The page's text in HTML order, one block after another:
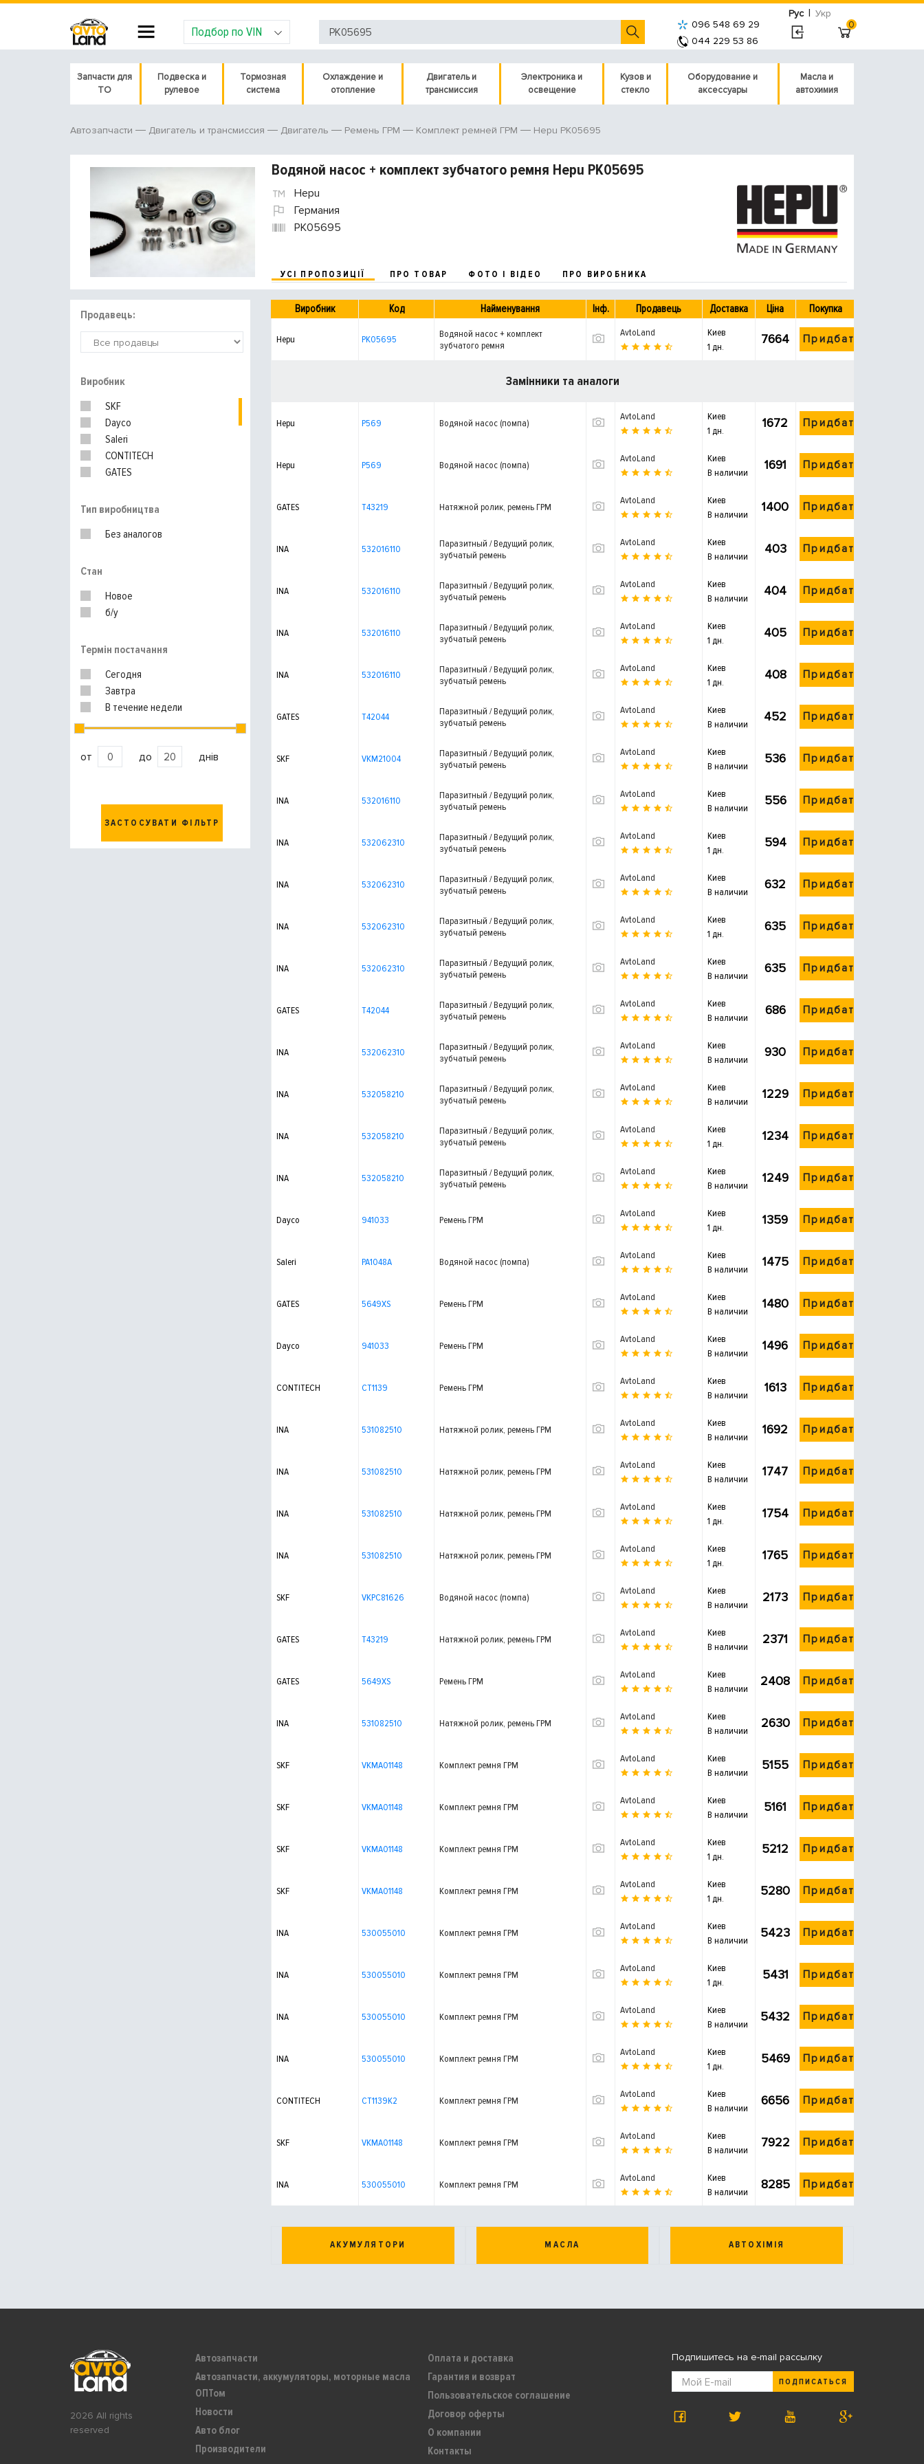
Рус | Укр
Подбор по VIN
096 548 69 29
044 229 53 86
0
Запчасти для
ТО
Подвеска и
рулевое
Тормозная
система
Охлаждение и
отопление
Двигатель и
трансмиссия
Электроника и
освещение
Кузов и
стекло
Оборудование и
аксессуары
Масла и
автохимия
Автозапчасти Двигатель и трансмиссия Двигатель Ремень ГРМ Комплект ремней ГРМ Hepu PK05695
Водяной насос + комплект зубчатого ремня Hepu PK05695
Hepu
Германия
PK05695
УСІ ПРОПОЗИЦІЇ ПРО ТОВАР ФОТО І ВІДЕО ПРО ВИРОБНИКА
Продавець:
Виробник
SKF
Dayco
Saleri
CONTITECH
GATES
Тип виробництва
Без аналогов
Стан
Новое
б/у
Термін постачання
Сегодня
Завтра
В течение недели
от до днів
ЗАСТОСУВАТИ ФІЛЬТР
Виробник Код Найменування Інф. Продавець Доставка Ціна Покупка
Hepu PK05695
Водяной насос + комплект
зубчатого ремня
AvtoLand
Киев
1 дн.
7664 Придбати
Замінники та аналоги
Hepu P569 Водяной насос (помпа)
AvtoLand
Киев
1 дн.
1672 Придбати
Hepu P569 Водяной насос (помпа)
AvtoLand
Киев
В наличии
1691 Придбати
GATES T43219 Натяжной ролик, ремень ГРМ
AvtoLand
Киев
В наличии
1400 Придбати
INA 532016110
Паразитный / Ведущий ролик,
зубчатый ремень
AvtoLand
Киев
В наличии
403 Придбати
INA 532016110
Паразитный / Ведущий ролик,
зубчатый ремень
AvtoLand
Киев
В наличии
404 Придбати
INA 532016110
Паразитный / Ведущий ролик,
зубчатый ремень
AvtoLand
Киев
1 дн.
405 Придбати
INA 532016110
Паразитный / Ведущий ролик,
зубчатый ремень
AvtoLand
Киев
1 дн.
408 Придбати
GATES T42044
Паразитный / Ведущий ролик,
зубчатый ремень
AvtoLand
Киев
В наличии
452 Придбати
SKF VKM21004
Паразитный / Ведущий ролик,
зубчатый ремень
AvtoLand
Киев
В наличии
536 Придбати
INA 532016110
Паразитный / Ведущий ролик,
зубчатый ремень
AvtoLand
Киев
В наличии
556 Придбати
INA 532062310
Паразитный / Ведущий ролик,
зубчатый ремень
AvtoLand
Киев
1 дн.
594 Придбати
INA 532062310
Паразитный / Ведущий ролик,
зубчатый ремень
AvtoLand
Киев
В наличии
632 Придбати
INA 532062310
Паразитный / Ведущий ролик,
зубчатый ремень
AvtoLand
Киев
1 дн.
635 Придбати
INA 532062310
Паразитный / Ведущий ролик,
зубчатый ремень
AvtoLand
Киев
В наличии
635 Придбати
GATES T42044
Паразитный / Ведущий ролик,
зубчатый ремень
AvtoLand
Киев
В наличии
686 Придбати
INA 532062310
Паразитный / Ведущий ролик,
зубчатый ремень
AvtoLand
Киев
В наличии
930 Придбати
INA 532058210
Паразитный / Ведущий ролик,
зубчатый ремень
AvtoLand
Киев
В наличии
1229 Придбати
INA 532058210
Паразитный / Ведущий ролик,
зубчатый ремень
AvtoLand
Киев
1 дн.
1234 Придбати
INA 532058210
Паразитный / Ведущий ролик,
зубчатый ремень
AvtoLand
Киев
В наличии
1249 Придбати
Dayco 941033 Ремень ГРМ
AvtoLand
Киев
1 дн.
1359 Придбати
Saleri PA1048A Водяной насос (помпа)
AvtoLand
Киев
В наличии
1475 Придбати
GATES 5649XS Ремень ГРМ
AvtoLand
Киев
В наличии
1480 Придбати
Dayco 941033 Ремень ГРМ
AvtoLand
Киев
В наличии
1496 Придбати
CONTITECH CT1139 Ремень ГРМ
AvtoLand
Киев
В наличии
1613 Придбати
INA 531082510 Натяжной ролик, ремень ГРМ
AvtoLand
Киев
В наличии
1692 Придбати
INA 531082510 Натяжной ролик, ремень ГРМ
AvtoLand
Киев
В наличии
1747 Придбати
INA 531082510 Натяжной ролик, ремень ГРМ
AvtoLand
Киев
1 дн.
1754 Придбати
INA 531082510 Натяжной ролик, ремень ГРМ
AvtoLand
Киев
1 дн.
1765 Придбати
SKF VKPC81626 Водяной насос (помпа)
AvtoLand
Киев
В наличии
2173 Придбати
GATES T43219 Натяжной ролик, ремень ГРМ
AvtoLand
Киев
В наличии
2371 Придбати
GATES 5649XS Ремень ГРМ
AvtoLand
Киев
В наличии
2408 Придбати
INA 531082510 Натяжной ролик, ремень ГРМ
AvtoLand
Киев
В наличии
2630 Придбати
SKF VKMA01148 Комплект ремня ГРМ
AvtoLand
Киев
В наличии
5155 Придбати
SKF VKMA01148 Комплект ремня ГРМ
AvtoLand
Киев
В наличии
5161 Придбати
SKF VKMA01148 Комплект ремня ГРМ
AvtoLand
Киев
1 дн.
5212 Придбати
SKF VKMA01148 Комплект ремня ГРМ
AvtoLand
Киев
1 дн.
5280 Придбати
INA 530055010 Комплект ремня ГРМ
AvtoLand
Киев
В наличии
5423 Придбати
INA 530055010 Комплект ремня ГРМ
AvtoLand
Киев
1 дн.
5431 Придбати
INA 530055010 Комплект ремня ГРМ
AvtoLand
Киев
В наличии
5432 Придбати
INA 530055010 Комплект ремня ГРМ
AvtoLand
Киев
1 дн.
5469 Придбати
CONTITECH CT1139K2 Комплект ремня ГРМ
AvtoLand
Киев
В наличии
6656 Придбати
SKF VKMA01148 Комплект ремня ГРМ
AvtoLand
Киев
В наличии
7922 Придбати
INA 530055010 Комплект ремня ГРМ
AvtoLand
Киев
В наличии
8285 Придбати
АКУМУЛЯТОРИ МАСЛА АВТОХІМІЯ
2026 All rights
reserved
Автозапчасти
Автозапчасти, аккумуляторы, моторные масла
ОПТом
Новости
Авто блог
Производители
Оплата и доставка
Гарантия и возврат
Пользовательское соглашение
Договор оферты
О компании
Контакты
Подпишитесь на e-mail рассылку
ПОДПИСАТЬСЯ